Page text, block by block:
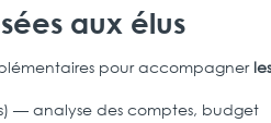
aux élus
pour accompagner
— analyse des comptes, budget